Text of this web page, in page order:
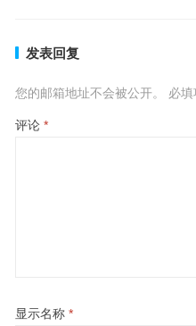
发表回复
您的邮箱地址不会被公开。 必填
评论 *
显示名称 *